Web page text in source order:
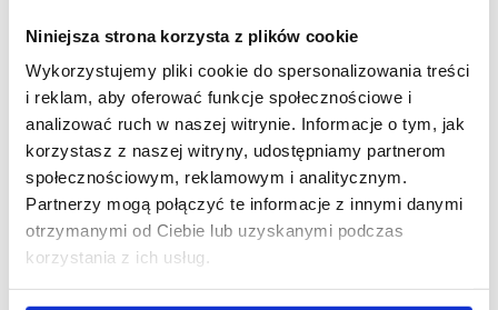
Niniejsza strona korzysta z plików cookie
Wykorzystujemy pliki cookie do spersonalizowania treści
i reklam, aby oferować funkcje społecznościowe i
analizować ruch w naszej witrynie. Informacje o tym, jak
korzystasz z naszej witryny, udostępniamy partnerom
społecznościowym, reklamowym i analitycznym.
Partnerzy mogą połączyć te informacje z innymi danymi
otrzymanymi od Ciebie lub uzyskanymi podczas
korzystania z ich usług.
26/10/2022
Posnania TK Maxx
Posnania: Już wkrótce otwarcie TK Maxx
modnych zakupów. Już na początku roku w centrum